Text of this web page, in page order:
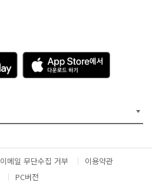
A
p
p
e
서
다
운
이메일 무단수집 거부
이용약관
PC버전